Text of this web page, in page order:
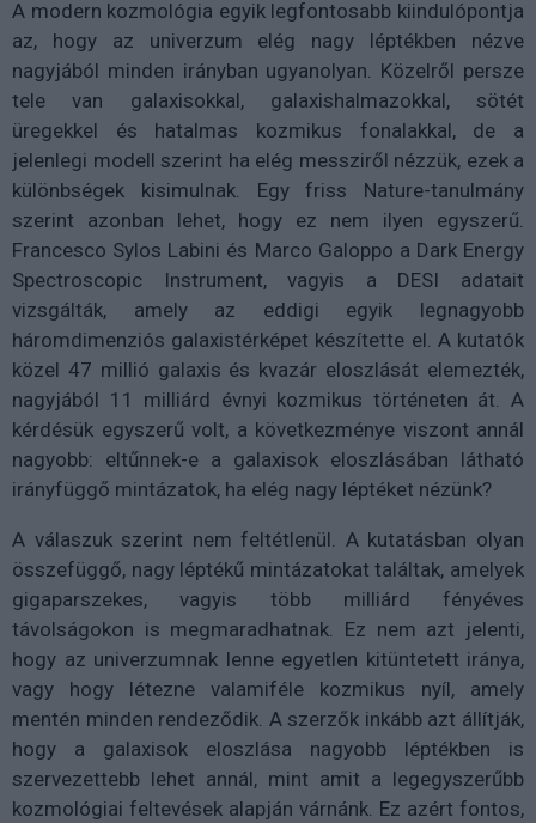
A modern kozmológia egyik legfontosabb kiindulópontja
az, hogy az univerzum elég nagy léptékben nézve
nagyjából minden irányban ugyanolyan. Közelről persze
tele van galaxisokkal, galaxishalmazokkal, sötét
üregekkel és hatalmas kozmikus fonalakkal, de a
jelenlegi modell szerint ha elég messziről nézzük, ezek a
különbségek kisimulnak. Egy friss Nature-tanulmány
szerint azonban lehet, hogy ez nem ilyen egyszerű.
Francesco Sylos Labini és Marco Galoppo a Dark Energy
Spectroscopic Instrument, vagyis a DESI adatait
vizsgálták, amely az eddigi egyik legnagyobb
háromdimenziós galaxistérképet készítette el. A kutatók
közel 47 millió galaxis és kvazár eloszlását elemezték,
nagyjából 11 milliárd évnyi kozmikus történeten át. A
kérdésük egyszerű volt, a következménye viszont annál
nagyobb: eltűnnek-e a galaxisok eloszlásában látható
irányfüggő mintázatok, ha elég nagy léptéket nézünk?
A válaszuk szerint nem feltétlenül. A kutatásban olyan
összefüggő, nagy léptékű mintázatokat találtak, amelyek
gigaparszekes, vagyis több milliárd fényéves
távolságokon is megmaradhatnak. Ez nem azt jelenti,
hogy az univerzumnak lenne egyetlen kitüntetett iránya,
vagy hogy létezne valamiféle kozmikus nyíl, amely
mentén minden rendeződik. A szerzők inkább azt állítják,
hogy a galaxisok eloszlása nagyobb léptékben is
szervezettebb lehet annál, mint amit a legegyszerűbb
kozmológiai feltevések alapján várnánk. Ez azért fontos,